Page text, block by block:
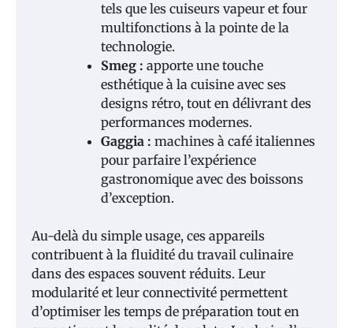
tels que les cuiseurs vapeur et four
multifonctions à la pointe de la
technologie.
Smeg : apporte une touche
esthétique à la cuisine avec ses
designs rétro, tout en délivrant des
performances modernes.
Gaggia : machines à café italiennes
pour parfaire l’expérience
gastronomique avec des boissons
d’exception.
Au-delà du simple usage, ces appareils
contribuent à la fluidité du travail culinaire
dans des espaces souvent réduits. Leur
modularité et leur connectivité permettent
d’optimiser les temps de préparation tout en